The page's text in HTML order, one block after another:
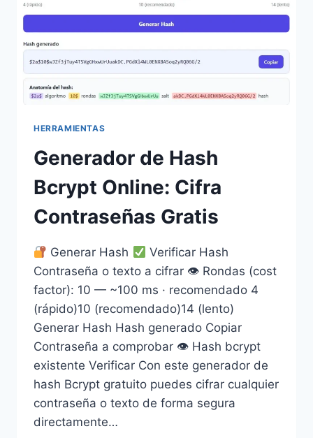
HERRAMIENTAS
Generador de Hash
Bcrypt Online: Cifra
Contraseñas Gratis
Generar Hash
Verificar Hash
Contraseña o texto a cifrar 👁 Rondas (cost
factor): 10 — ~100 ms · recomendado 4
(rápido)10 (recomendado)14 (lento)
Generar Hash Hash generado Copiar
Contraseña a comprobar 👁 Hash bcrypt
existente Verificar Con este generador de
hash Bcrypt gratuito puedes cifrar cualquier
contraseña o texto de forma segura
directamente…